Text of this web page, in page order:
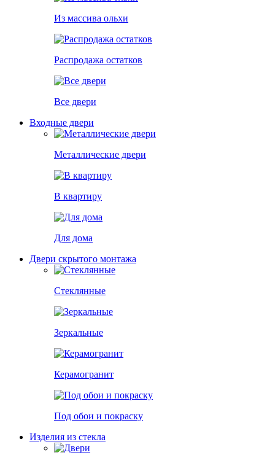
Из массива ольхи
Распродажа остатков
Все двери
Входные двери
Металлические двери
В квартиру
Для дома
Двери скрытого монтажа
Стеклянные
Зеркальные
Керамогранит
Под обои и покраску
Изделия из стекла